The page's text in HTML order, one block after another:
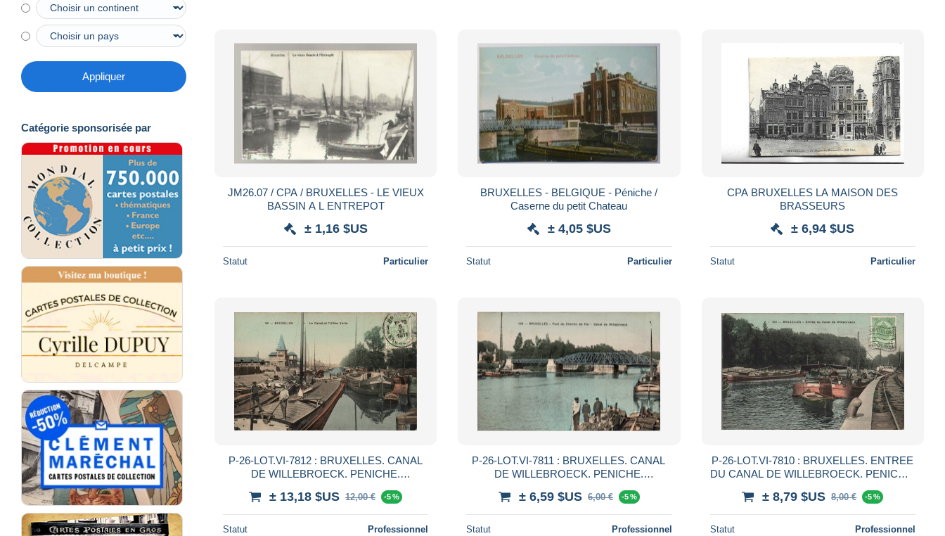
Appliquer
Catégorie sponsorisée par
JM26.07 / CPA / BRUXELLES - LE VIEUX
BASSIN A L ENTREPOT
± 1,16 $US
Statut Particulier
BRUXELLES - BELGIQUE - Péniche /
Caserne du petit Chateau
± 4,05 $US
Statut Particulier
CPA BRUXELLES LA MAISON DES
BRASSEURS
± 6,94 $US
Statut Particulier
P-26-LOT.VI-7812 : BRUXELLES. CANAL
DE WILLEBROECK. PENICHE.
± 13,18 $US 12,00 € -5 %
Statut Professionnel
P-26-LOT.VI-7811 : BRUXELLES. CANAL
DE WILLEBROECK. PENICHE.
± 6,59 $US 6,00 € -5 %
Statut Professionnel
P-26-LOT.VI-7810 : BRUXELLES. ENTREE
DU CANAL DE WILLEBROECK. PENICHE.
± 8,79 $US 8,00 € -5 %
Statut Professionnel